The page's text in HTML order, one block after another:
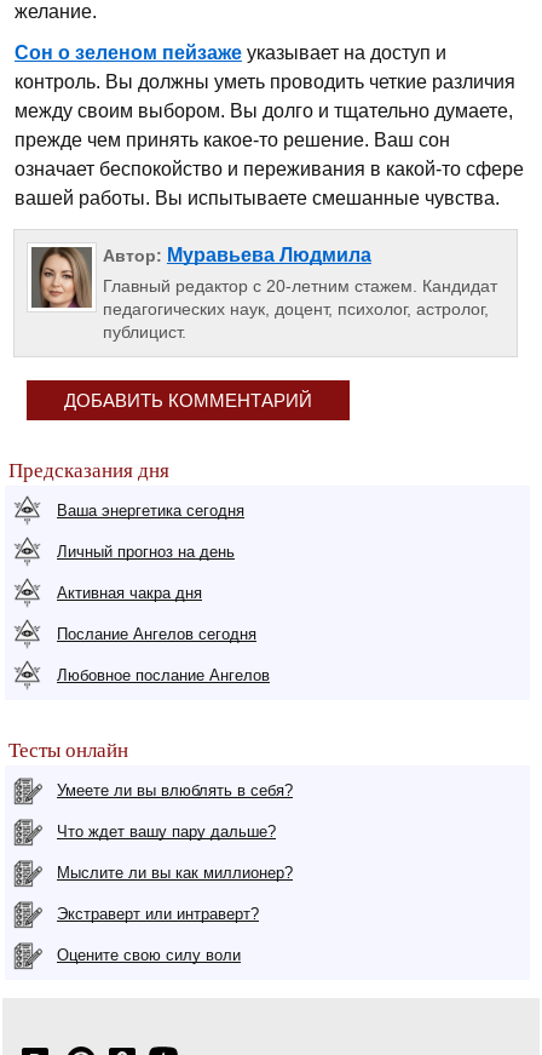
желание.
Сон о зеленом пейзаже указывает на доступ и
контроль. Вы должны уметь проводить четкие различия
между своим выбором. Вы долго и тщательно думаете,
прежде чем принять какое-то решение. Ваш сон
означает беспокойство и переживания в какой-то сфере
вашей работы. Вы испытываете смешанные чувства.
Автор: Муравьева Людмила
Главный редактор с 20-летним стажем. Кандидат
педагогических наук, доцент, психолог, астролог,
публицист.
ДОБАВИТЬ КОММЕНТАРИЙ
Предсказания дня
Ваша энергетика сегодня
Личный прогноз на день
Активная чакра дня
Послание Ангелов сегодня
Любовное послание Ангелов
Тесты онлайн
Умеете ли вы влюблять в себя?
Что ждет вашу пару дальше?
Мыслите ли вы как миллионер?
Экстраверт или интраверт?
Оцените свою силу воли